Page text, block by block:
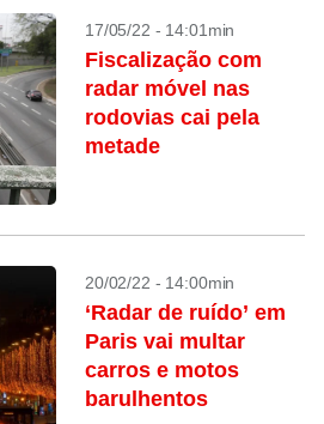
17/05/22 - 14:01min
Fiscalização com
radar móvel nas
rodovias cai pela
metade
20/02/22 - 14:00min
‘Radar de ruído’ em
Paris vai multar
carros e motos
barulhentos